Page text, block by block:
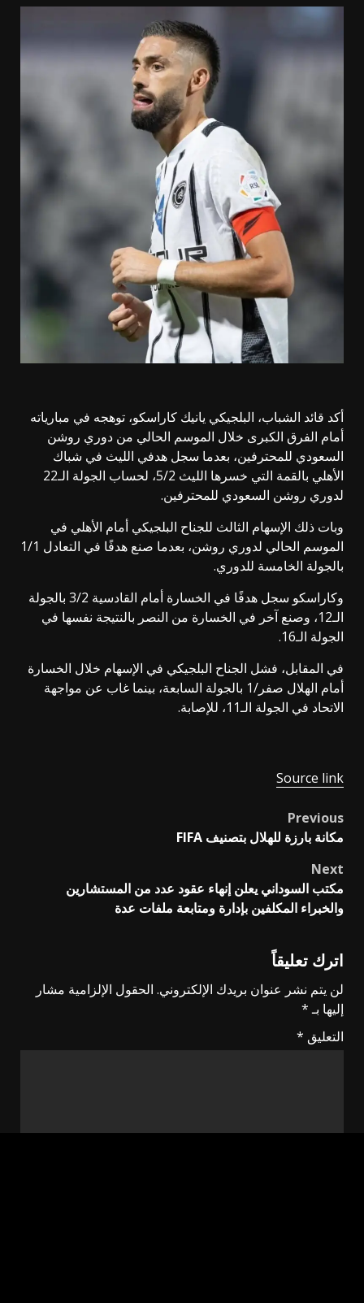
أكد قائد الشباب، البلجيكي يانيك كاراسكو، توهجه في مبارياته
أمام الفرق الكبرى خلال الموسم الحالي من دوري روشن
السعودي للمحترفين، بعدما سجل هدفي الليث في شباك
الأهلي بالقمة التي خسرها الليث 5/2، لحساب الجولة الـ22
لدوري روشن السعودي للمحترفين.
وبات ذلك الإسهام الثالث للجناح البلجيكي أمام الأهلي في
الموسم الحالي لدوري روشن، بعدما صنع هدفًا في التعادل 1/1
بالجولة الخامسة للدوري.
وكاراسكو سجل هدفًا في الخسارة أمام القادسية 3/2 بالجولة
الـ12، وصنع آخر في الخسارة من النصر بالنتيجة نفسها في
الجولة الـ16.
في المقابل، فشل الجناح البلجيكي في الإسهام خلال الخسارة
أمام الهلال صفر/1 بالجولة السابعة، بينما غاب عن مواجهة
الاتحاد في الجولة الـ11، للإصابة.
Source link
Post
navigation
Previous
مكانة بارزة للهلال بتصنيف FIFA
Next
مكتب السوداني يعلن إنهاء عقود عدد من المستشارين
والخبراء المكلفين بإدارة ومتابعة ملفات عدة
اترك تعليقاً
لن يتم نشر عنوان بريدك الإلكتروني. الحقول الإلزامية مشار
إليها بـ*
التعليق *